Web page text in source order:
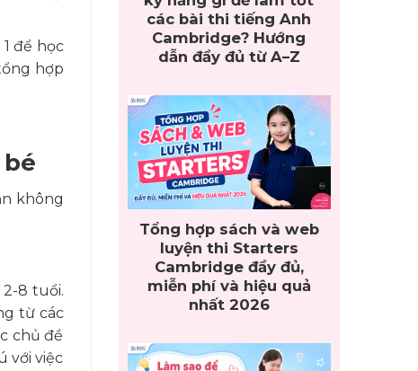
để học
hợp
không
8 tuổi.
từ các
chủ đề
với việc
các bài thi tiếng Anh
Cambridge? Hướng
dẫn đầy đủ từ A–Z
Tổng hợp sách và web
luyện thi Starters
Cambridge đầy đủ,
miễn phí và hiệu quả
nhất 2026